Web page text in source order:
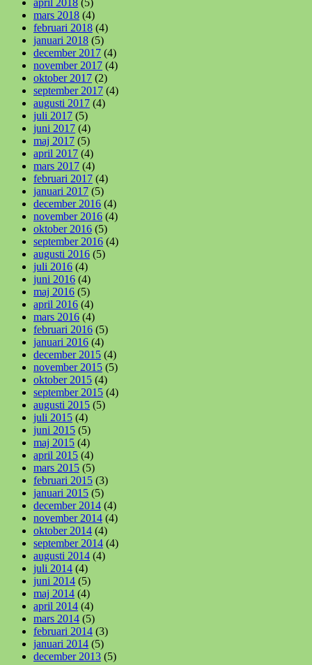
mars 2018 (4)
februari 2018 (4)
januari 2018 (5)
december 2017 (4)
november 2017 (4)
oktober 2017 (2)
september 2017 (4)
augusti 2017 (4)
juli 2017 (5)
juni 2017 (4)
maj 2017 (5)
april 2017 (4)
mars 2017 (4)
februari 2017 (4)
januari 2017 (5)
december 2016 (4)
november 2016 (4)
oktober 2016 (5)
september 2016 (4)
augusti 2016 (5)
juli 2016 (4)
juni 2016 (4)
maj 2016 (5)
april 2016 (4)
mars 2016 (4)
februari 2016 (5)
januari 2016 (4)
december 2015 (4)
november 2015 (5)
oktober 2015 (4)
september 2015 (4)
augusti 2015 (5)
juli 2015 (4)
juni 2015 (5)
maj 2015 (4)
april 2015 (4)
mars 2015 (5)
februari 2015 (3)
januari 2015 (5)
december 2014 (4)
november 2014 (4)
oktober 2014 (4)
september 2014 (4)
augusti 2014 (4)
juli 2014 (4)
juni 2014 (5)
maj 2014 (4)
april 2014 (4)
mars 2014 (5)
februari 2014 (3)
januari 2014 (5)
december 2013 (5)